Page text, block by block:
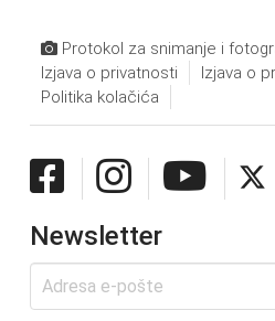
Protokol za snimanje i
Izjava o privatnosti
Izjava o
Politika kolačića
Newsletter